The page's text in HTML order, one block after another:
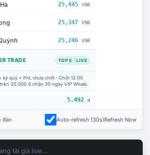
25,445 VNĐ
25,347 VNĐ
25,246 VNĐ
TRADE TOP 5 · LIVE
ký quỹ + PnL chưa chốt · Chốt 12:00
20.000 đ nhận 30 ngày VIP Whale.
5.492 đ
đàn Auto-refresh (30s)Refresh Now
tải giá live...